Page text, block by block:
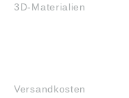
3D-Materialien
Versandkosten